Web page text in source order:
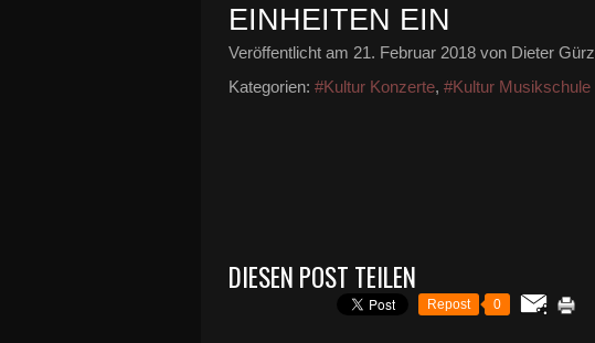
EINHEITEN EIN
Veröffentlicht am 21. Februar 2018 von Dieter Gürz
Kategorien: #Kultur Konzerte, #Kultur Musikschule
DIESEN POST TEILEN
Repost 0